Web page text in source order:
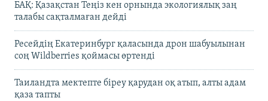
БАҚ: Қазақстан Теңіз кен орнында экологиялық заң
талабы сақталмаған дейді
Ресейдің Екатеринбург қаласында дрон шабуылынан
соң Wildberries қоймасы өртенді
Таиландта мектепте біреу қарудан оқ атып, алты адам
қаза тапты